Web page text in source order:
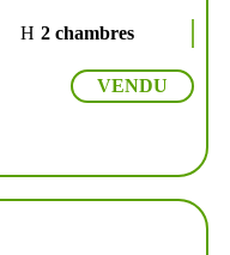
2 chambres
VENDU